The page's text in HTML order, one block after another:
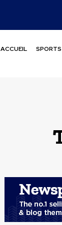
ACCUEIL SPORTS